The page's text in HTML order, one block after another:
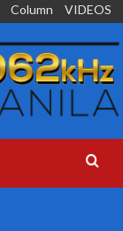
Column VIDEOS